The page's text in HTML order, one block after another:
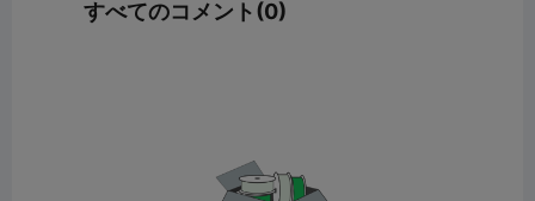
すべてのコメント(0)